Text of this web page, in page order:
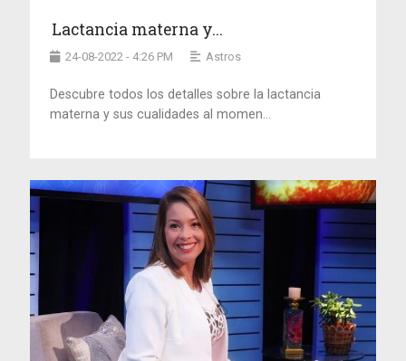
Lactancia materna y...
24-08-2022 - 4:26 PM Astros
Descubre todos los detalles sobre la lactancia
materna y sus cualidades al momen...